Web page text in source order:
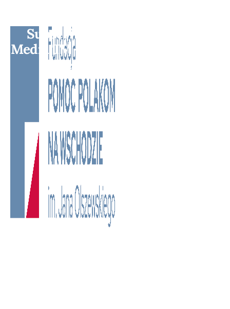
Subscribe to BM TV - Bridge
Media TV - Wielokulturowy kanał
telewizyjny na Litwie